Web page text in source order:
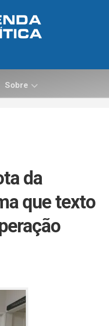
Sobre
da
que texto